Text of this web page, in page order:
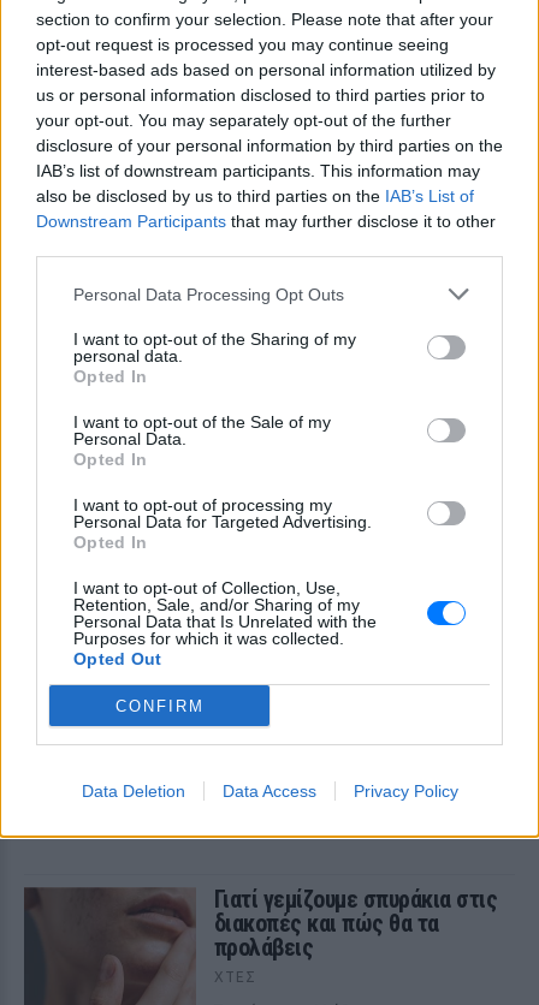
section to confirm your selection. Please note that after your
opt-out request is processed you may continue seeing
interest-based ads based on personal information utilized by
us or personal information disclosed to third parties prior to
your opt-out. You may separately opt-out of the further
disclosure of your personal information by third parties on the
IAB’s list of downstream participants. This information may
also be disclosed by us to third parties on the IAB’s List of
Downstream Participants that may further disclose it to other
Personal Data Processing Opt Outs
I want to opt-out of the Sharing of my
personal data.
Opted In
I want to opt-out of the Sale of my
Personal Data.
Opted In
I want to opt-out of processing my
Personal Data for Targeted Advertising.
Opted In
I want to opt-out of Collection, Use,
Retention, Sale, and/or Sharing of my
Personal Data that Is Unrelated with the
Purposes for which it was collected.
Opted Out
CONFIRM
Data Deletion Data Access Privacy Policy
6 φρούτα που μπορουν να
διατηρηθούν εκτός ψυγείου το
καλοκαίρι
ΠΡΙΝ 9 ΏΡΕΣ
Πώς να αποφύγεις το σύγκαμα
ανάμεσα στους μηρούς
Ποιος εφηύρε πραγματικά το
Έξι άνθρωποι ισχυρίστηκαν ότι εφηύραν
Τα ιδανικά ρούχα για να παραμένουμε δροσεροί
μέσα στη ζέστη
ΠΡΙΝ 9 ΏΡΕΣ
Γιατί γεμίζουμε σπυράκια στις
διακοπές και πώς θα τα
προλάβεις
ΧΤΕΣ